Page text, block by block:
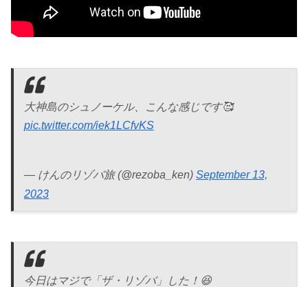
大神島のシュノーケル、こんな感じです🥰
pic.twitter.com/iek1LCfvKS
— けんのリゾバ旅 (@rezoba_ken) September 13,
2023
今日はマジで「ザ・リゾバ」した！😆